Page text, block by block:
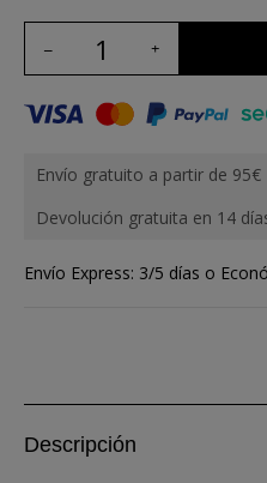
Envío gratuito a partir de 95€
Devolución gratuita en 14
Envío Express: 3/5 días o
Descripción